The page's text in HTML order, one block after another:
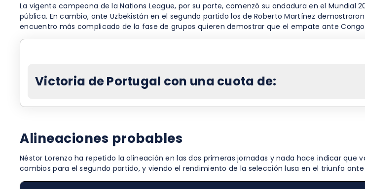
La vigente campeona de la Nations League, por su parte, comenzó su andadura en el
pública. En cambio, ante Uzbekistán en el segundo partido los de Roberto Martínez
encuentro más complicado de la fase de grupos quieren demostrar que el empate ante
Victoria de Portugal con una cuota de:
Alineaciones probables
Néstor Lorenzo ha repetido la alineación en las dos primeras jornadas y nada hace indicar
cambios para el segundo partido, y viendo el rendimiento de la selección lusa en el triunfo